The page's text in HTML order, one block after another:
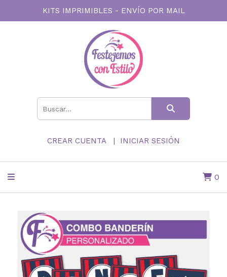
KITS IMPRIMIBLES - ENVÍO POR MAIL
CREAR CUENTA INICIAR SESIÓN
0